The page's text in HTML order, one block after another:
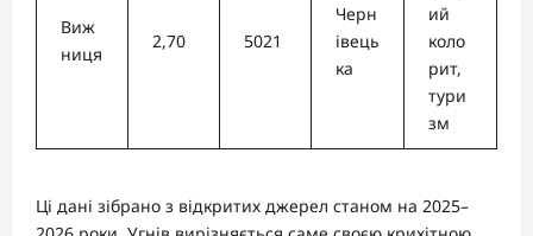
Виж
ниця
2,70 5021
Черн
івець
ка
ий
коло
рит,
тури
зм
Ці дані зібрано з відкритих джерел станом на 2025–